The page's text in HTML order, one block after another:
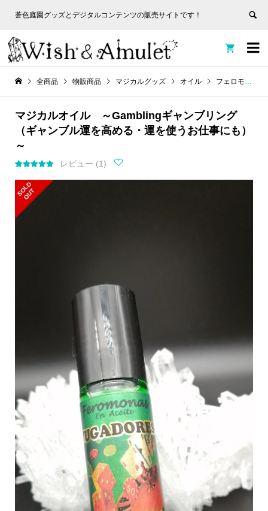
蒼色庭園グッズとデジタルコンテンツの販売サイトです！


全商品 物販商品 マジカルグッズ オイル フェロモンオイル
マジカルオイル ～Gamblingギャンブリング
（ギャンブル運を高める・運を使うお仕事にも）
～
評価に基づ
く5段階評
価のうち、
点
レビュー (1)
S
O
L
D
O
U
T
蒼色庭園グッズとデジタルコンテンツの販売サイトです！
非表